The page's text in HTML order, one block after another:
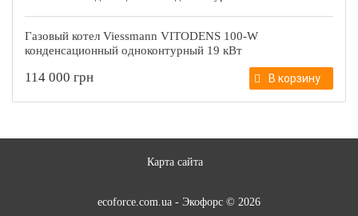
Газовый котел Viessmann VITODENS 100-W
конденсационный одноконтурный 19 кВт
114 000 грн В корзину
Карта сайта
ecoforce.com.ua - Экофорс © 2026